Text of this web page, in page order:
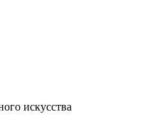
искусства